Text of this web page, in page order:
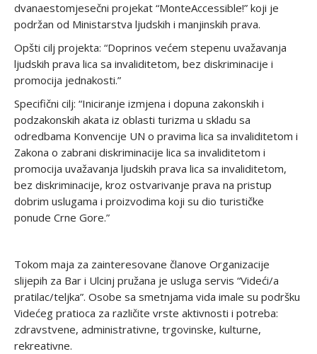
dvanaestomjesečni projekat “MonteAccessible!” koji je
podržan od Ministarstva ljudskih i manjinskih prava.
Opšti cilj projekta: “Doprinos većem stepenu uvažavanja
ljudskih prava lica sa invaliditetom, bez diskriminacije i
promocija jednakosti.”
Specifični cilj: “Iniciranje izmjena i dopuna zakonskih i
podzakonskih akata iz oblasti turizma u skladu sa
odredbama Konvencije UN o pravima lica sa invaliditetom i
Zakona o zabrani diskriminacije lica sa invaliditetom i
promocija uvažavanja ljudskih prava lica sa invaliditetom,
bez diskriminacije, kroz ostvarivanje prava na pristup
dobrim uslugama i proizvodima koji su dio turističke
ponude Crne Gore.”
Tokom maja za zainteresovane članove Organizacije
slijepih za Bar i Ulcinj pružana je usluga servis “Videći/a
pratilac/teljka”. Osobe sa smetnjama vida imale su podršku
Videćeg pratioca za različite vrste aktivnosti i potreba:
zdravstvene, administrativne, trgovinske, kulturne,
rekreativne.